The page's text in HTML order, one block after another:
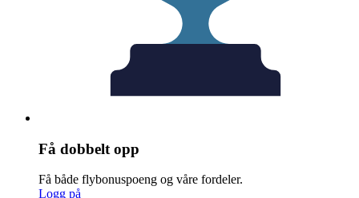
Få dobbelt opp
Få både flybonuspoeng og våre fordeler.
Logg på